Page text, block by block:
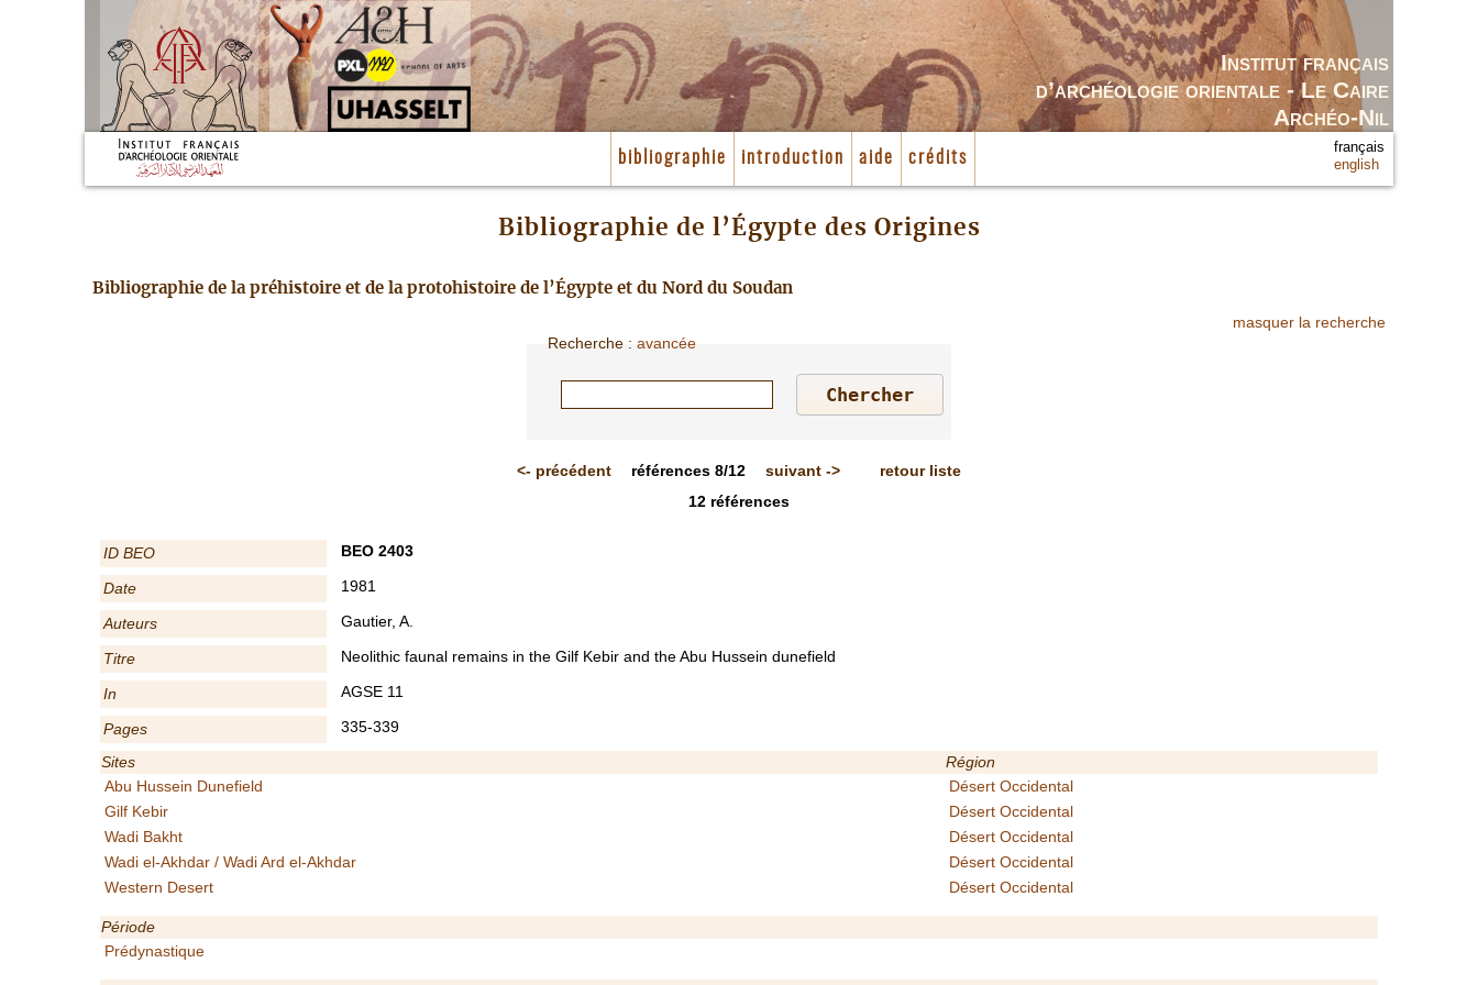
Institut français
d’archéologie orientale - Le Caire
Archéo-Nil
bibliographie introduction aide crédits
français
english
Bibliographie de l’Égypte des Origines
Bibliographie de la préhistoire et de la protohistoire de l’Égypte et du Nord du Soudan
masquer la recherche
Recherche :avancée
<- précédent références 8/12 suivant ->
retour liste
12 références
ID BEO BEO 2403
Date 1981
Auteurs Gautier, A.
Titre Neolithic faunal remains in the Gilf Kebir and the Abu Hussein dunefield
In AGSE 11
Pages
335-339
Sites
Région
Abu Hussein Dunefield
Désert Occidental
Gilf Kebir
Désert Occidental
Wadi Bakht
Désert Occidental
Wadi el-Akhdar / Wadi Ard el-Akhdar
Désert Occidental
Western Desert
Désert Occidental
Période
Prédynastique